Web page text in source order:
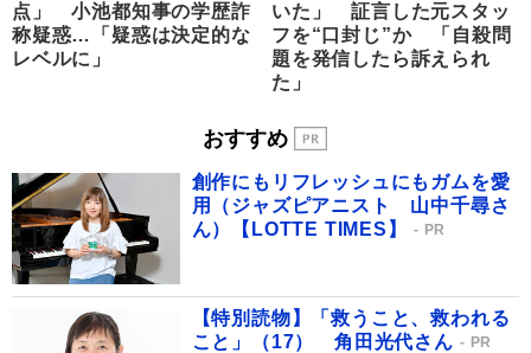
点」 小池都知事の学歴詐
称疑惑…「疑惑は決定的な
レベルに」
いた」 証言した元スタッ
フを“口封じ”か 「自殺問
題を発信したら訴えられ
た」
おすすめ
創作にもリフレッシュにもガムを愛
用（ジャズピアニスト 山中千尋さ
ん）【LOTTE TIMES】
PR
【特別読物】「救うこと、救われる
こと」（17） 角田光代さん
PR